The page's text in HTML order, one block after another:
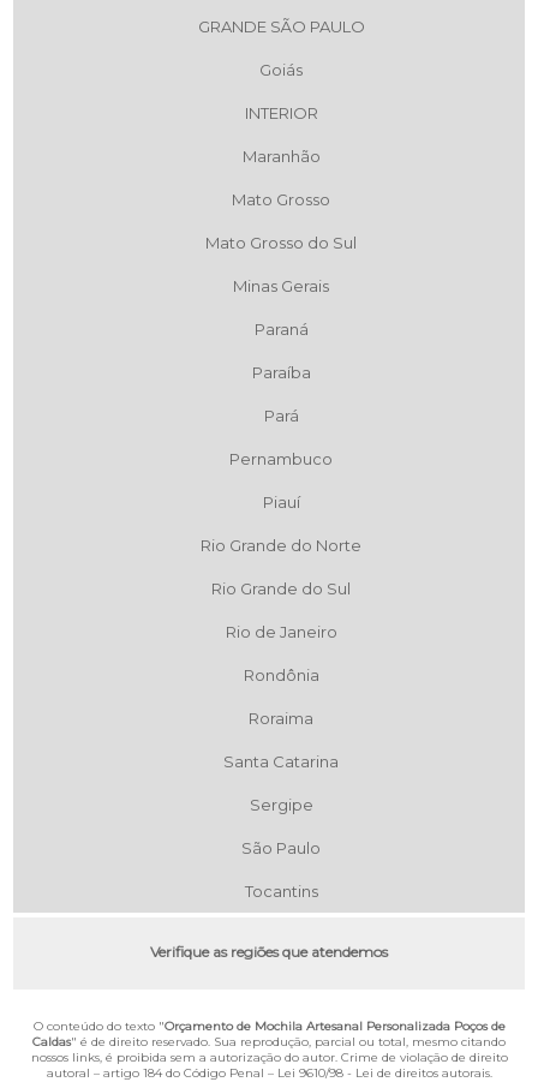
GRANDE SÃO PAULO
Goiás
INTERIOR
Maranhão
Mato Grosso
Mato Grosso do Sul
Minas Gerais
Paraná
Paraíba
Pará
Pernambuco
Piauí
Rio Grande do Norte
Rio Grande do Sul
Rio de Janeiro
Rondônia
Roraima
Santa Catarina
Sergipe
São Paulo
Tocantins
Verifique as regiões que atendemos
O conteúdo do texto "Orçamento de Mochila Artesanal Personalizada Poços de
Caldas" é de direito reservado. Sua reprodução, parcial ou total, mesmo citando
nossos links, é proibida sem a autorização do autor. Crime de violação de direito
autoral – artigo 184 do Código Penal – Lei 9610/98 - Lei de direitos autorais.